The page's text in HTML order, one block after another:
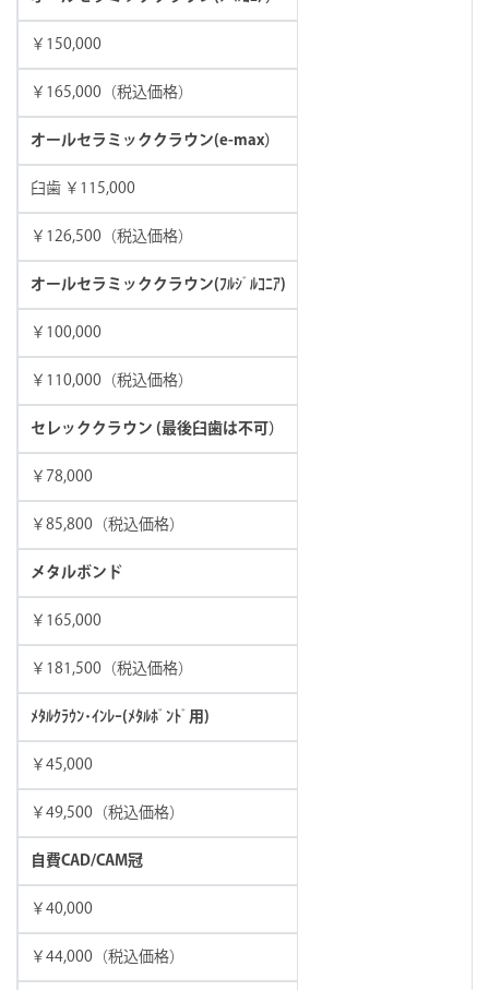
￥150,000
￥165,000（税込価格）
オールセラミッククラウン(e-max）
臼歯 ￥115,000
￥126,500（税込価格）
オールセラミッククラウン(ﾌﾙｼﾞﾙｺﾆｱ)
￥100,000
￥110,000（税込価格）
セレッククラウン (最後臼歯は不可）
￥78,000
￥85,800（税込価格）
メタルボンド
￥165,000
￥181,500（税込価格）
ﾒﾀﾙｸﾗｳﾝ･ｲﾝﾚｰ(ﾒﾀﾙﾎﾞﾝﾄﾞ用)
￥45,000
￥49,500（税込価格）
自費CAD/CAM冠
￥40,000
￥44,000（税込価格）